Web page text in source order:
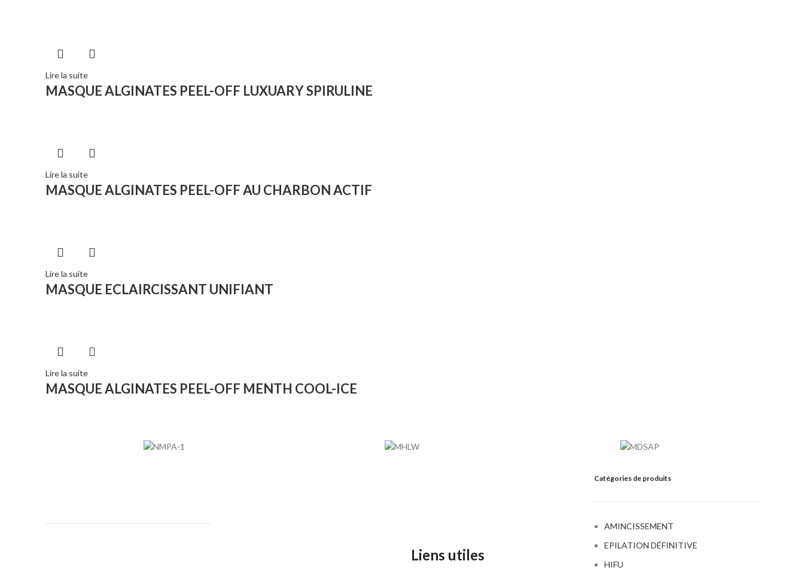
Lire la suite
MASQUE ALGINATES PEEL-OFF LUXUARY SPIRULINE
Lire la suite
MASQUE ALGINATES PEEL-OFF AU CHARBON ACTIF
Lire la suite
MASQUE ECLAIRCISSANT UNIFIANT
Lire la suite
MASQUE ALGINATES PEEL-OFF MENTH COOL-ICE
Liens utiles
Catégories de produits
AMINCISSEMENT
EPILATION DÉFINITIVE
HIFU